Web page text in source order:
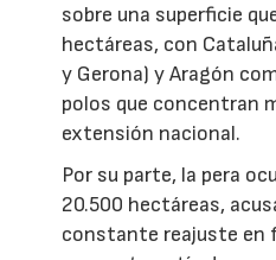
sobre una superficie
hectáreas, con
y Gerona) y Aragón
polos que concentran
extensión nacional.
Por su parte, la pera
20.500 hectáreas,
constante reajuste en